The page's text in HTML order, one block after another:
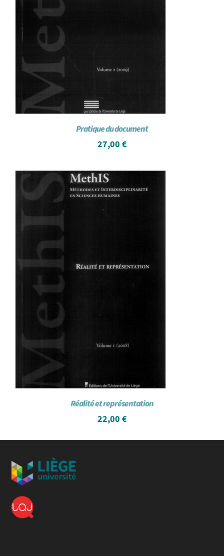
Pratique du document
27,00 €
Réalité et représentation
22,00 €